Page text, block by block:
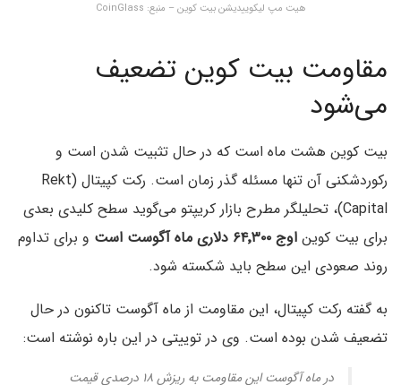
هیت مپ لیکوییدیشن بیت کوین – منبع: CoinGlass
مقاومت بیت کوین تضعیف
می‌شود
بیت کوین هشت ماه است که در حال تثبیت شدن است و
رکوردشکنی آن تنها مسئله گذر زمان است. رکت کپیتال (Rekt
Capital)، تحلیلگر مطرح بازار کریپتو می‌گوید سطح کلیدی بعدی
برای بیت کوین اوج ۶۴ ٬۳۰۰ دلاری ماه آگوست است و برای تداوم
روند صعودی این سطح باید شکسته شود.
به گفته رکت کپیتال، این مقاومت از ماه آگوست تاکنون در حال
تضعیف شدن بوده است. وی در توییتی در این باره نوشته است:
در ماه آگوست این مقاومت به ریزش ۱۸ درصدی قیمت